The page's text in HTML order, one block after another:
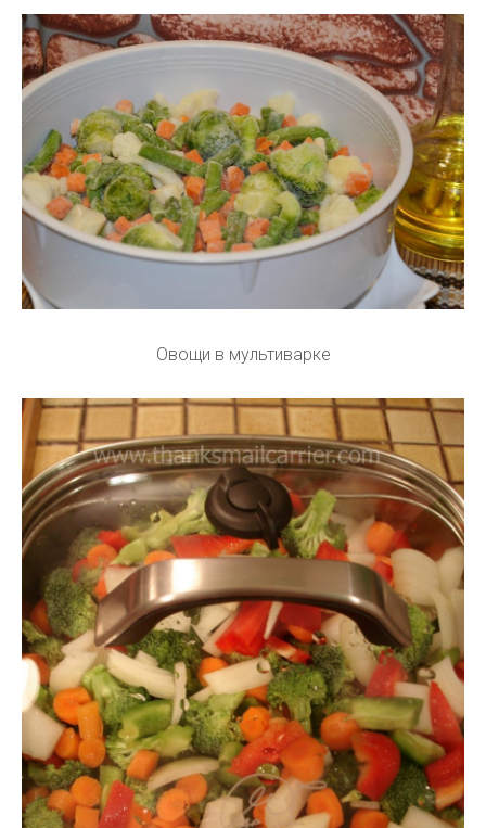
Овощи в мультиварке